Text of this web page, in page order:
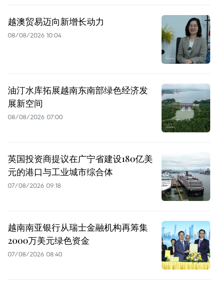
越澳贸易迈向新增长动力
08/08/2026 10:04
油汀水库拓展越南东南部绿色经济发
展新空间
08/08/2026 07:00
英国投资商提议在广宁省建设180亿美
元的港口与工业城市综合体
07/08/2026 09:18
越南南亚银行从瑞士金融机构再筹集
2000万美元绿色资金
07/08/2026 08:40